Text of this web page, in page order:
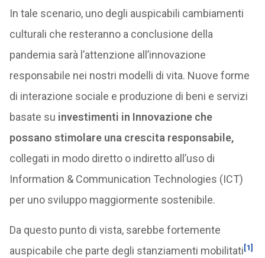
In tale scenario, uno degli auspicabili cambiamenti
culturali che resteranno a conclusione della
pandemia sarà l’attenzione all’innovazione
responsabile nei nostri modelli di vita. Nuove forme
di interazione sociale e produzione di beni e servizi
basate su investimenti in Innovazione che
possano stimolare una crescita responsabile,
collegati in modo diretto o indiretto all’uso di
Information & Communication Technologies (ICT)
per uno sviluppo maggiormente sostenibile.
Da questo punto di vista, sarebbe fortemente
auspicabile che parte degli stanziamenti mobilitati[1]